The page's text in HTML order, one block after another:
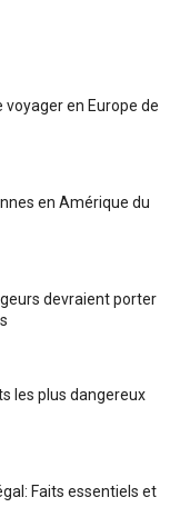
voyager en Europe de
en Amérique du
devraient porter
les plus dangereux
Faits essentiels et